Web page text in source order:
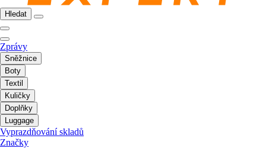
Hledat
Zprávy
Sněžnice
Boty
Textil
Kuličky
Doplňky
Luggage
Vyprazdňování skladů
Značky